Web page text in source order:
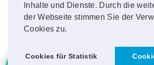
Inhalte und Dienste. Durch die
der Webseite stimmen Sie der
Cookies zu.
Cookies für Statistik
Instagram
OUR PHOTOS!